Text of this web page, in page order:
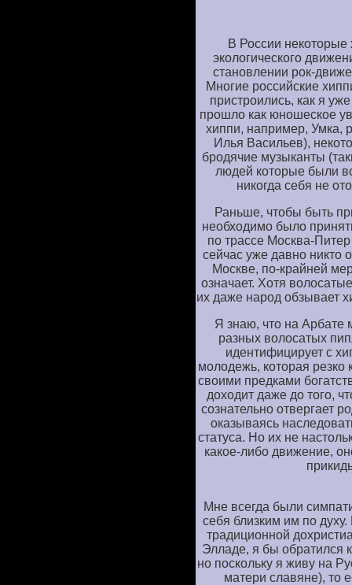
В России некоторые
экологического
становлении рок-
Многие российские
пристроились, как я
прошло как юношеское
хиппи, например, Умка,
Илья Васильев),
бродячие музыканты
людей которые были
никогда себя не
Раньше, чтобы быть
необходимо было
по трассе Москва-
сейчас уже давно никто
Москве, по-крайней
означает. Хотя
их даже народ обзывает
Я знаю, что на Арбате
разных волосатых
идентифицирует с
молодежь, которая резко
своими предками
доходит даже до того,
сознательно отвергает
оказываясь
статуса. Но их не
какое-либо движение,
Мне всегда были
себя близким им по
традиционной
Элладе, я бы обратился
но поскольку я живу на
матери славяне), то